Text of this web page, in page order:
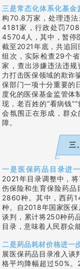
三是常态化体系化基金
构70.8万家，处理违
4181家，行政处罚
45704人，其中，暂停
截至2021年底，共追
组次，实际检查29个
家，查出涉嫌违法违
力打击医保领域的欺诈
保部门一项十分重要的
度化的医保基金监管体
现，老百姓的“看病钱
会氛围正在形成，群
障。
三
一是医保药品目录进一
2021年目录调整中，
伤保险和生育保险药
2860种。其中，西药
种。自2018年国家医
谈判，累计将250种药
目录，意味着人民群众
二是药品耗材价格进一
展医保药品目录准入谈
格平均降幅超过50%。